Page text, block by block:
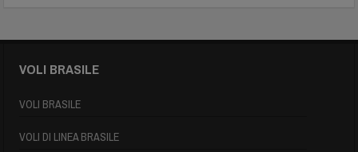
VOLI BRASILE
VOLI BRASILE
VOLI DI LINEA BRASILE